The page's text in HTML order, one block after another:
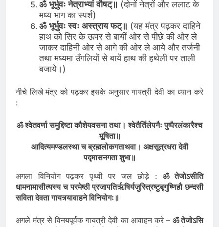
साथ स्पर्श करे)
ॐ भूर्भुवः नेत्राभ्यां वौषट्॥
मध्य भाग का स्पर्श)
ॐ भूर्भुवः स्वः अस्त्राय फट्॥(यह मंत्र पढ़कर दाहिने
हाथ को सिर के ऊपर से बायीं ओर से पीछे की ओर ले
जाकर दाहिनी ओर से आगे की ओर ले आये और तर्जनी
तथा मध्यमा उँगलियों से बायें हाथ की हथेली पर ताली
नीचे लिखे मंत्र को पढ़कर इसके अनुसार गायत्री देवी का ध्यान करे
ॐ श्वेतवर्णा समुद्दिष्टा कौशेयवसना तथा। श्वेतैर्तिलेपनैः पुष्पैरलंकारैश्च
भूषिता॥
आदित्यमण्डलस्था च ब्रह्मलोकगताथवा। अक्षसूत्रधरा देवी
अगला विनियोग पढ़कर पृथ्वी पर जल छोड़े :ॐ तेजोऽसीति
धामनामासीत्यस्य च परमेष्ठी प्रजापतिर्ऋषिर्यजुस्त्रिष्टुबृ